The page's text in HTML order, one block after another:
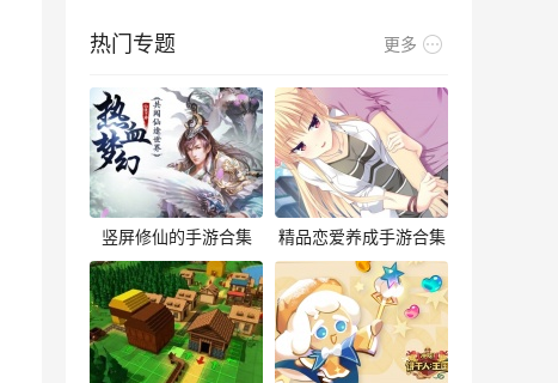
热门专题 更多
竖屏修仙的手游合集 精品恋爱养成手游合集